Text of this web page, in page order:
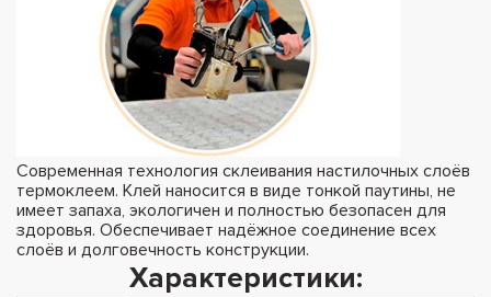
Современная технология склеивания настилочных слоёв
термоклеем. Клей наносится в виде тонкой паутины, не
имеет запаха, экологичен и полностью безопасен для
здоровья. Обеспечивает надёжное соединение всех
слоёв и долговечность конструкции.
Характеристики: